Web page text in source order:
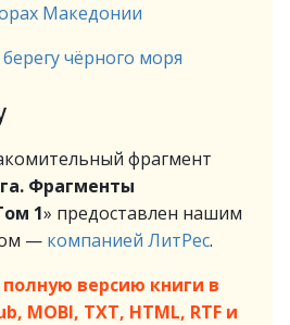
Македонии
чёрного моря
фрагмент
Фрагменты
1» предоставлен нашим
— компанией ЛитРес.
версию книги в
MOBI, TXT, HTML, RTF и